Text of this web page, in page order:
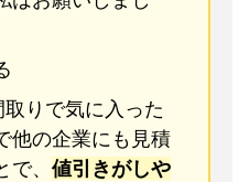
りで気に入った
他の企業にも見積
、 値引きがしや